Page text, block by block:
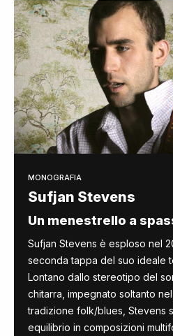
MONOGRAFIA
Sufjan Stevens
Un menestrello a
Sufjan Stevens è esploso nel
seconda tappa del suo ideale
Lontano dallo stereotipo del
chitarra, impegnato soltanto
tradizione folk/blues, Stevens
equilibrio in composizioni